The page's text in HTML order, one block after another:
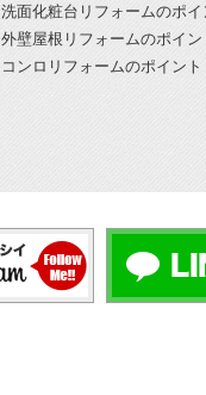
洗面化粧台リフォームのポイ
外壁屋根リフォームのポイン
コンロリフォームのポイント